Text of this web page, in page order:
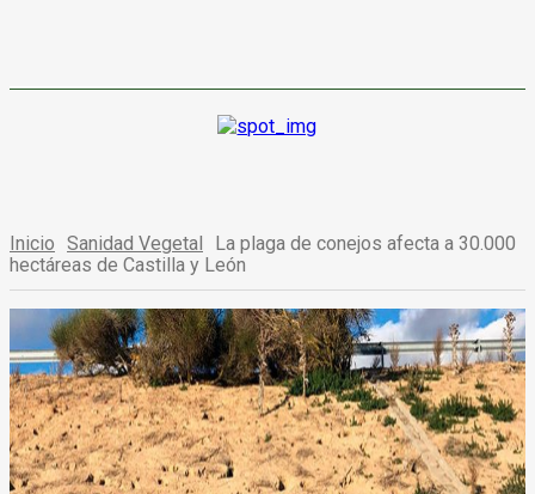
Inicio Sanidad Vegetal
La plaga de conejos afecta a 30.000
hectáreas de Castilla y León